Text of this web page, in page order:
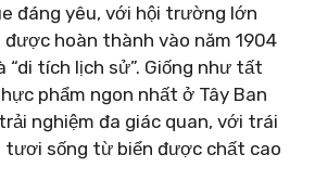
đáng yêu, với hội trường lớn
được hoàn thành vào năm 1904
“di tích lịch sử”. Giống như tất
phẩm ngon nhất ở Tây Ban
nghiệm đa giác quan, với trái
tươi sống từ biển được chất cao